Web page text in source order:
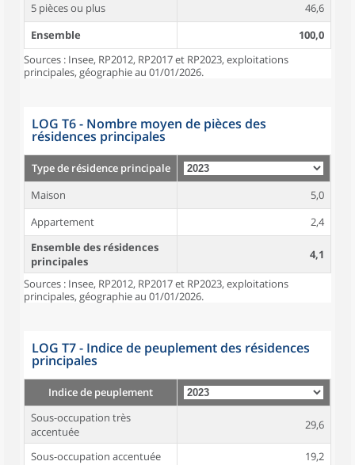
5 pièces ou plus
46,6
Ensemble
100,0
Sources : Insee, RP2012, RP2017 et RP2023, exploitations
principales, géographie au 01/01/2026.
LOG T6 - Nombre moyen de pièces des
résidences principales
Type de résidence principale
Maison
5,0
Appartement
2,4
Ensemble des résidences
principales
4,1
Sources : Insee, RP2012, RP2017 et RP2023, exploitations
principales, géographie au 01/01/2026.
LOG T7 - Indice de peuplement des résidences
principales
Indice de peuplement
Sous-occupation très
accentuée
29,6
Sous-occupation accentuée
19,2